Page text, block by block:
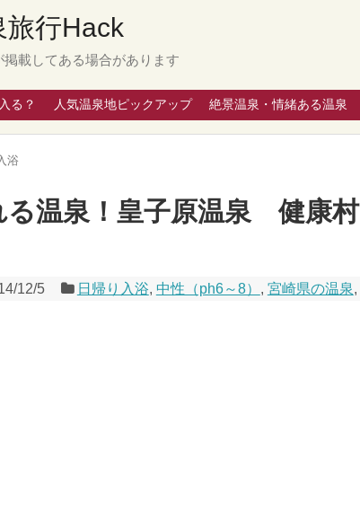
行Hack
掲載してある場合があります
る？ 人気温泉地ピックアップ 絶景温泉・情緒ある温泉
浴
る温泉！皇子原温泉 健康村
12/5 日帰り入浴, 中性（ph6～8） , 宮崎県の温泉,